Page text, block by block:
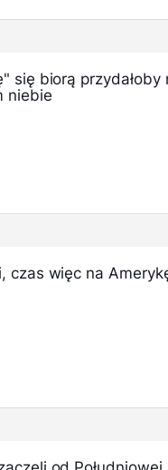
się biorą
niebie
czas więc na